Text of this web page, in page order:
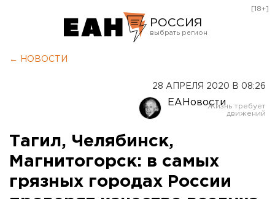
РОССИЯ
Оренбург
[18+]
← НОВОСТИ
28 АПРЕЛЯ 2020 В 08:26
ЕАНовости
Тагил, Челябинск,
Магнитогорск: в самых
грязных городах России